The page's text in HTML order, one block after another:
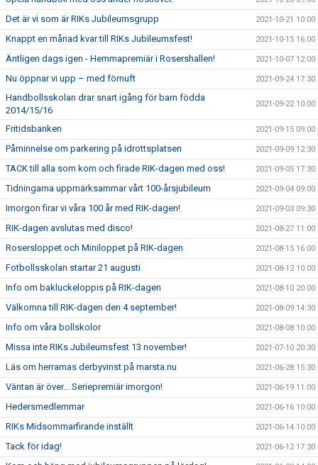
Det är vi som är RIKs Jubileumsgrupp 2021-10-21 10:00
Knappt en månad kvar till RIKs Jubileumsfest! 2021-10-15 16:00
Äntligen dags igen - Hemmapremiär i Rosershallen! 2021-10-07 12:00
Nu öppnar vi upp – med förnuft 2021-09-24 17:30
Handbollsskolan drar snart igång för barn födda
2014/15/16
2021-09-22 10:00
Fritidsbanken 2021-09-15 09:00
Påminnelse om parkering på idrottsplatsen 2021-09-09 12:30
TACK till alla som kom och firade RIK-dagen med oss! 2021-09-05 17:30
Tidningarna uppmärksammar vårt 100-årsjubileum 2021-09-04 09:00
Imorgon firar vi våra 100 år med RIK-dagen! 2021-09-03 09:30
RIK-dagen avslutas med disco! 2021-08-27 11:00
Rosersloppet och Miniloppet på RIK-dagen 2021-08-15 16:00
Fotbollsskolan startar 21 augusti 2021-08-12 10:00
Info om bakluckeloppis på RIK-dagen 2021-08-10 20:00
Välkomna till RIK-dagen den 4 september! 2021-08-09 14:30
Info om våra bollskolor 2021-08-08 10:00
Missa inte RIKs Jubileumsfest 13 november! 2021-07-10 20:30
Läs om herrarnas derbyvinst på marsta.nu 2021-06-28 15:30
Väntan är över... Seriepremiär imorgon! 2021-06-19 11:00
Hedersmedlemmar 2021-06-16 10:00
RIKs Midsommarfirande inställt 2021-06-14 10:00
Tack för idag! 2021-06-12 17:30